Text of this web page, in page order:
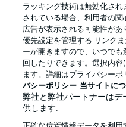
プライバシー・ポリシー
利用条件
求人
当サイトについて
ラッキング技術は無効化さ
されている場合、利用者の
広告が表示される可能性が
優先設定を管理する リンク
ーが開きますので、いつで
回したりできます。選択内
ます。詳細はプライバシーポ
バシーポリシー 当サイトに
弊社と弊社パートナーはデ
供します: